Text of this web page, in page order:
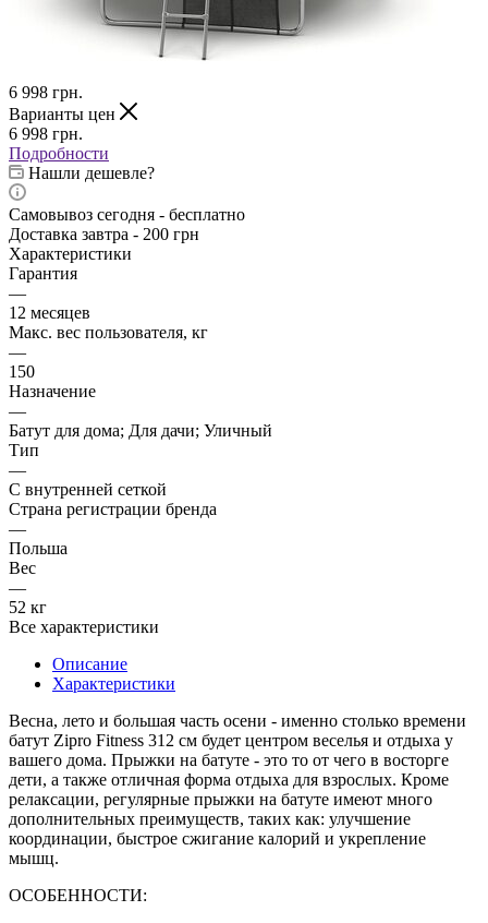
6 998 грн.
Варианты цен
6 998 грн.
Подробности
Нашли дешевле?
Самовывоз сегодня - бесплатно
Доставка завтра - 200 грн
Характеристики
Гарантия
—
12 месяцев
Макс. вес пользователя, кг
—
150
Назначение
—
Батут для дома; Для дачи; Уличный
Тип
—
С внутренней сеткой
Страна регистрации бренда
—
Польша
Вес
—
52 кг
Все характеристики
Описание
Характеристики
Весна, лето и большая часть осени - именно столько времени
батут Zipro Fitness 312 см будет центром веселья и отдыха у
вашего дома. Прыжки на батуте - это то от чего в восторге
дети, а также отличная форма отдыха для взрослых. Кроме
релаксации, регулярные прыжки на батуте имеют много
дополнительных преимуществ, таких как: улучшение
координации, быстрое сжигание калорий и укрепление
мышц.
ОСОБЕННОСТИ: